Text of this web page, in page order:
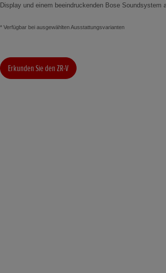
Display und einem beeindruckenden Bose Soundsystem
* Verfügbar bei ausgewählten Ausstattungsvarianten
Erkunden Sie den ZR-V